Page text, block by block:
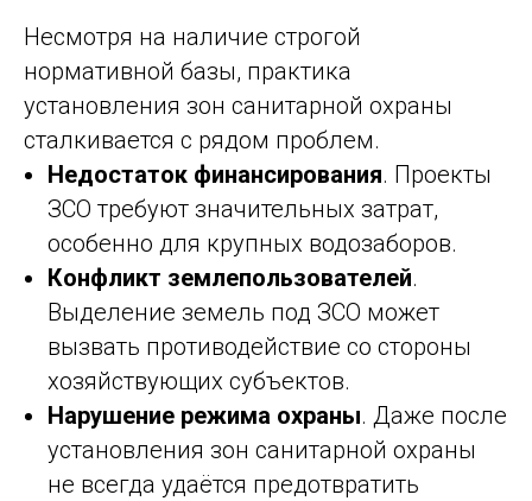
Несмотря на наличие строгой
нормативной базы, практика
установления зон санитарной охраны
сталкивается с рядом проблем.
Недостаток финансирования. Проекты
ЗСО требуют значительных затрат,
особенно для крупных водозаборов.
Конфликт землепользователей.
Выделение земель под ЗСО может
вызвать противодействие со стороны
хозяйствующих субъектов.
Нарушение режима охраны. Даже после
установления зон санитарной охраны
не всегда удаётся предотвратить